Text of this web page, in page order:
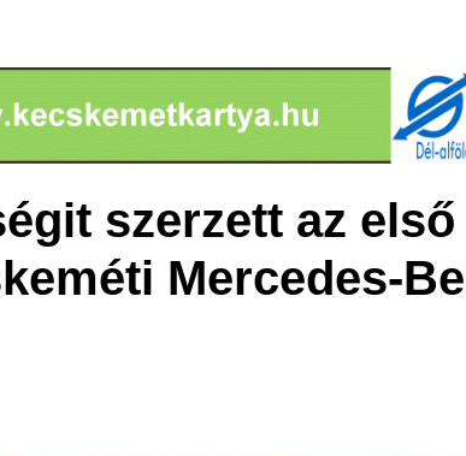
szerzett az
Mercedes-